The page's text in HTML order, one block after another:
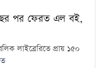
বছর পর ফেরত এল বই,
লাইব্রেরিতে প্রায় ১৫০